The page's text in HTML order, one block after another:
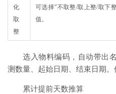
化
取
整
可选择”不取整/取上整/取下
值。
选入物料编码，自动带出
测数量、起始日期、结束日期。
累计提前天数推算